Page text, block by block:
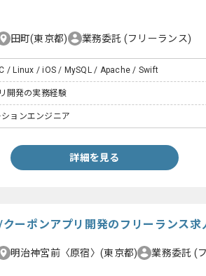
田町(東京都) 業務委託 (フリーランス)
/ Linux / iOS / MySQL / Apache / Swift
開発の実務経験
ョンエンジニア
詳細を見る
クーポンアプリ開発のフリーランス求
明治神宮前〈原宿〉(東京都) 業務委託 (